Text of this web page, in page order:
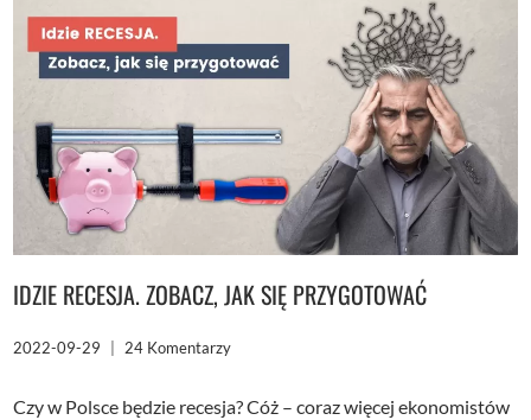
IDZIE RECESJA. ZOBACZ, JAK SIĘ PRZYGOTOWAĆ
2022-09-29 24 Komentarzy
Czy w Polsce będzie recesja? Cóż – coraz więcej ekonomistów